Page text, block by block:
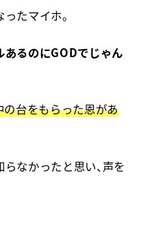
たマイホ。
あるのにGODでじゃん
台をもらった恩があ
なかったと思い、声を